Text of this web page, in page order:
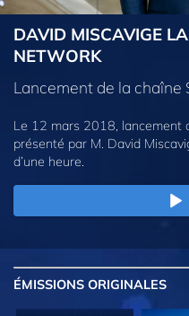
DAVID MISCAVIGE
NETWORK
Lancement de la
Le 12 mars 2018, lancement
présenté par M. David
d’une heure.
ÉMISSIONS ORIGINALES